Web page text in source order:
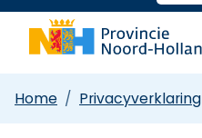
Home Privacyverklaring